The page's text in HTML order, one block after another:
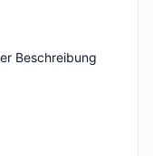
Beschreibung